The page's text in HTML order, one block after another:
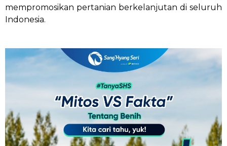
mempromosikan pertanian berkelanjutan di seluruh
Indonesia.